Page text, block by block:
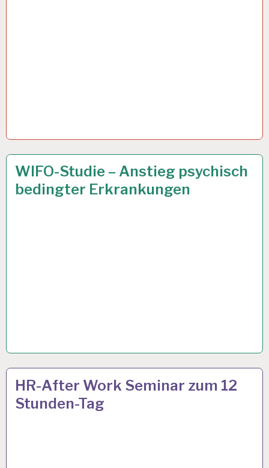
ARBEIT
UND
GESUNDHEIT…
WIFO-Studie – Anstieg psychisch
bedingter Erkrankungen
4 FEB. 2019
12-
STUNDEN-
ARBEITSTAG…
HR-After Work Seminar zum 12
Stunden-Tag
29 JAN. 2019